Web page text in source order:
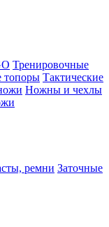
Тренировочные
топоры Тактические
Ножны и чехлы
ремни Заточные